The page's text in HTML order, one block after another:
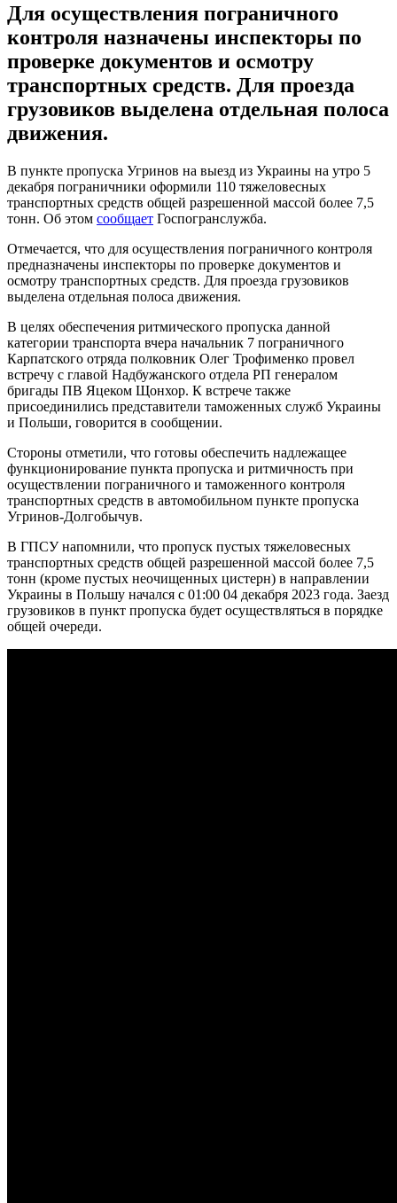
Для осуществления пограничного
контроля назначены инспекторы по
проверке документов и осмотру
транспортных средств. Для проезда
грузовиков выделена отдельная полоса
движения.
В пункте пропуска Угринов на выезд из Украины на утро 5
декабря пограничники оформили 110 тяжеловесных
транспортных средств общей разрешенной массой более 7,5
тонн. Об этом сообщает Госпогранслужба.
Отмечается, что для осуществления пограничного контроля
предназначены инспекторы по проверке документов и
осмотру транспортных средств. Для проезда грузовиков
выделена отдельная полоса движения.
В целях обеспечения ритмического пропуска данной
категории транспорта вчера начальник 7 пограничного
Карпатского отряда полковник Олег Трофименко провел
встречу с главой Надбужанского отдела РП генералом
бригады ПВ Яцеком Щонхор. К встрече также
присоединились представители таможенных служб Украины
и Польши, говорится в сообщении.
Стороны отметили, что готовы обеспечить надлежащее
функционирование пункта пропуска и ритмичность при
осуществлении пограничного и таможенного контроля
транспортных средств в автомобильном пункте пропуска
Угринов-Долгобычув.
В ГПСУ напомнили, что пропуск пустых тяжеловесных
транспортных средств общей разрешенной массой более 7,5
тонн (кроме пустых неочищенных цистерн) в направлении
Украины в Польшу начался с 01:00 04 декабря 2023 года. Заезд
грузовиков в пункт пропуска будет осуществляться в порядке
общей очереди.